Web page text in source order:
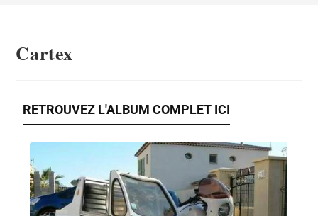
Cartex
RETROUVEZ L'ALBUM COMPLET ICI